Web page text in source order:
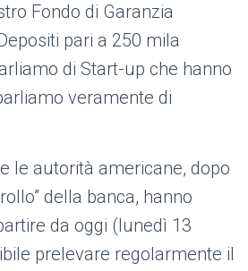
Fondo di Garanzia
pari a 250 mila
di Start-up che hanno
veramente di
le autorità americane, dopo
della banca, hanno
da oggi (lunedì 13
prelevare regolarmente il